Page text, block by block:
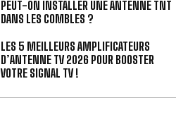
PEUT-ON INSTALLER UNE ANTENNE TNT
DANS LES COMBLES ?
LES 5 MEILLEURS AMPLIFICATEURS
D’ANTENNE TV 2026 POUR BOOSTER
VOTRE SIGNAL TV !